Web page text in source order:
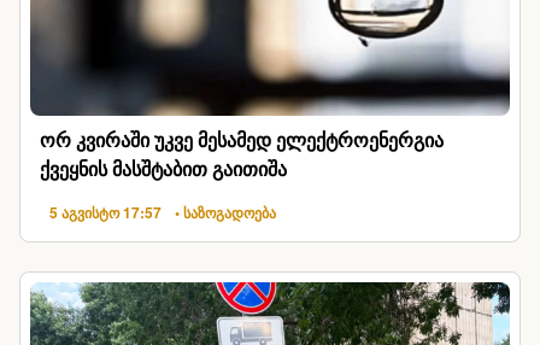
ორ კვირაში უკვე მესამედ ელექტროენერგია
ქვეყნის მასშტაბით გაითიშა
5 აგვისტო 17:57 • საზოგადოება